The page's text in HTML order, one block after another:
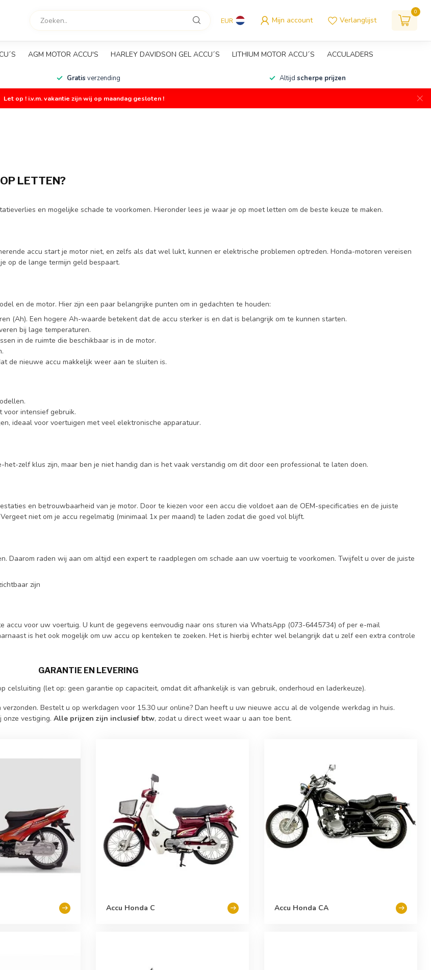
EUR Mijn account Verlanglijst
0
AGM MOTOR ACCU'S HARLEY DAVIDSON GEL ACCU´S LITHIUM MOTOR ACCU´S ACCULADERS
Gratis verzending Altijd scherpe prijzen
Let op ! i.v.m. vakantie zijn wij op maandag gesloten !
LETTEN?
en mogelijke schade te voorkomen. Hieronder lees je waar je op moet letten om de beste keuze te maken.
accu start je motor niet, en zelfs als dat wel lukt, kunnen er elektrische problemen optreden. Honda-motoren vereisen
op de lange termijn geld bespaart.
en de motor. Hier zijn een paar belangrijke punten om in gedachten te houden:
(Ah). Een hogere Ah-waarde betekent dat de accu sterker is en dat is belangrijk om te kunnen starten.
bij lage temperaturen.
in de ruimte die beschikbaar is in de motor.
de nieuwe accu makkelijk weer aan te sluiten is.
voor intensief gebruik.
ideaal voor voertuigen met veel elektronische apparatuur.
zelf klus zijn, maar ben je niet handig dan is het vaak verstandig om dit door een professional te laten doen.
en betrouwbaarheid van je motor. Door te kiezen voor een accu die voldoet aan de OEM-specificaties en de juiste
niet om je accu regelmatig (minimaal 1x per maand) te laden zodat die goed vol blijft.
Daarom raden wij aan om altijd een expert te raadplegen om schade aan uw voertuig te voorkomen. Twijfelt u over de juiste
zijn
voor uw voertuig. U kunt de gegevens eenvoudig naar ons sturen via WhatsApp (073-6445734) of per e-mail
is het ook mogelijk om uw accu op kenteken te zoeken. Het is hierbij echter wel belangrijk dat u zelf een extra controle
GARANTIE EN LEVERING
celsluiting (let op: geen garantie op capaciteit, omdat dit afhankelijk is van gebruik, onderhoud en laderkeuze).
Bestelt u op werkdagen voor 15.30 uur online? Dan heeft u uw nieuwe accu al de volgende werkdag in huis.
vestiging. Alle prijzen zijn inclusief btw, zodat u direct weet waar u aan toe bent.
Accu Honda C Accu Honda CA